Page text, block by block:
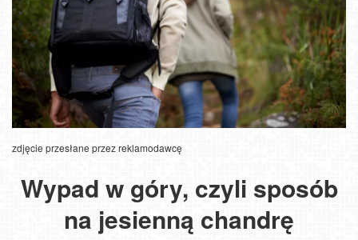
zdjęcie przesłane przez reklamodawcę
Wypad w góry, czyli sposób
na jesienną chandrę